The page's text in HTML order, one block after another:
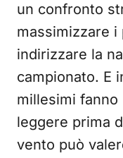
un confronto
massimizzare
indirizzare la
campionato. E
millesimi fanno
leggere prima
vento può